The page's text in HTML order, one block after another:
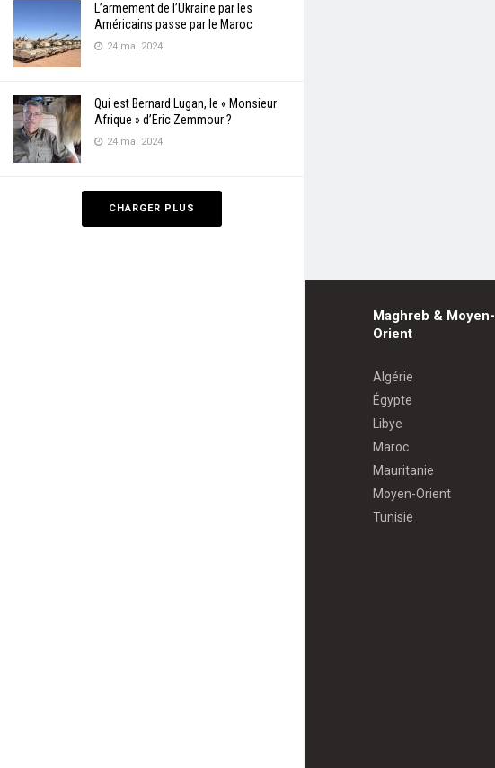
L’armement de l’Ukraine par les
Américains passe par le Maroc
24 mai 2024
Qui est Bernard Lugan, le « Monsieur
Afrique » d’Eric Zemmour ?
24 mai 2024
CHARGER PLUS
Maghreb & Moyen-
Orient
Algérie
Égypte
Libye
Maroc
Mauritanie
Moyen-Orient
Tunisie